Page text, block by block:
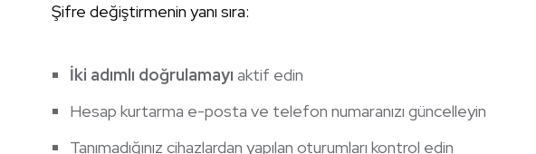
Şifre değiştirmenin yanı sıra:
İki adımlı doğrulamayı aktif edin
Hesap kurtarma e-posta ve telefon numaranızı güncelleyin
Tanımadığınız cihazlardan yapılan oturumları kontrol edin